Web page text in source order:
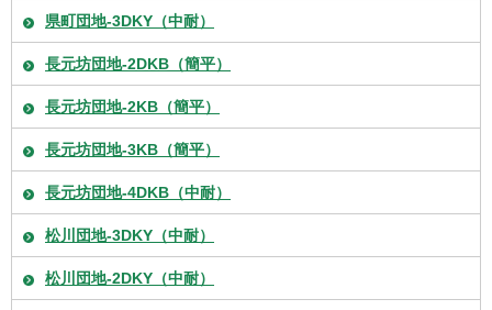
県町団地-3DKY（中耐）
長元坊団地-2DKB（簡平）
長元坊団地-2KB（簡平）
長元坊団地-3KB（簡平）
長元坊団地-4DKB（中耐）
松川団地-3DKY（中耐）
松川団地-2DKY（中耐）